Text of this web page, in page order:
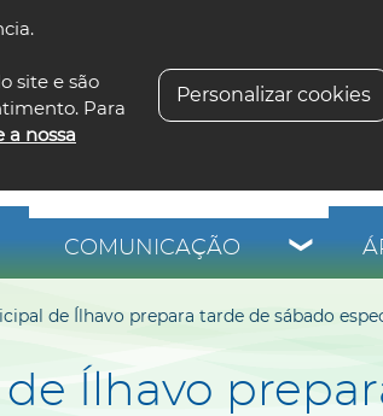
site e são
Para
a nossa
Personalizar cookies
COMUNICAÇÃO
de Ílhavo prepara tarde de sábado
Ílhavo